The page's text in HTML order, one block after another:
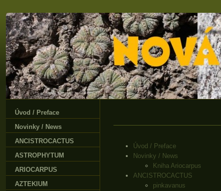
Úvod / Preface
Novinky / News
Kniha Ariocarpus
ANCISTROCACTUS
pinkavanus
Úvod / Preface
Novinky / News
ANCISTROCACTUS
ASTROPHYTUM
ARIOCARPUS
AZTEKIUM